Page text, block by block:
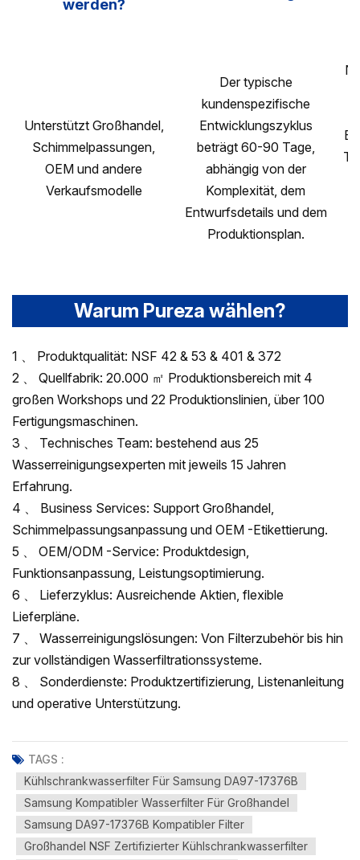
werden?
Unterstützt Großhandel,
Schimmelpassungen,
OEM und andere
Verkaufsmodelle
Der typische
kundenspezifische
Entwicklungszyklus
beträgt 60-90 Tage,
abhängig von der
Komplexität, dem
Entwurfsdetails und dem
Produktionsplan.
Warum Pureza wählen?
1 、 Produktqualität: NSF 42 & 53 & 401 & 372
2 、 Quellfabrik: 20.000 ㎡ Produktionsbereich mit 4
großen Workshops und 22 Produktionslinien, über 100
Fertigungsmaschinen.
3 、 Technisches Team: bestehend aus 25
Wasserreinigungsexperten mit jeweils 15 Jahren
Erfahrung.
4 、 Business Services: Support Großhandel,
Schimmelpassungsanpassung und OEM -Etikettierung.
5 、 OEM/ODM -Service: Produktdesign,
Funktionsanpassung, Leistungsoptimierung.
6 、 Lieferzyklus: Ausreichende Aktien, flexible
Lieferpläne.
7 、 Wasserreinigungslösungen: Von Filterzubehör bis hin
zur vollständigen Wasserfiltrationssysteme.
8 、 Sonderdienste: Produktzertifizierung, Listenanleitung
und operative Unterstützung.
TAGS :
Kühlschrankwasserfilter Für Samsung DA97-17376B
Samsung Kompatibler Wasserfilter Für Großhandel
Samsung DA97-17376B Kompatibler Filter
Großhandel NSF Zertifizierter Kühlschrankwasserfilter